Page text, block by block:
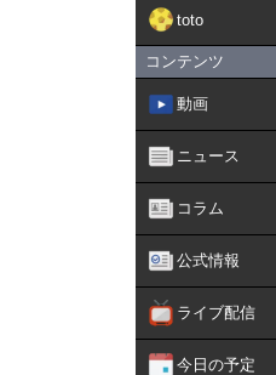
toto
コンテンツ
動画
ニュース
コラム
公式情報
ライブ配信
今日の予定